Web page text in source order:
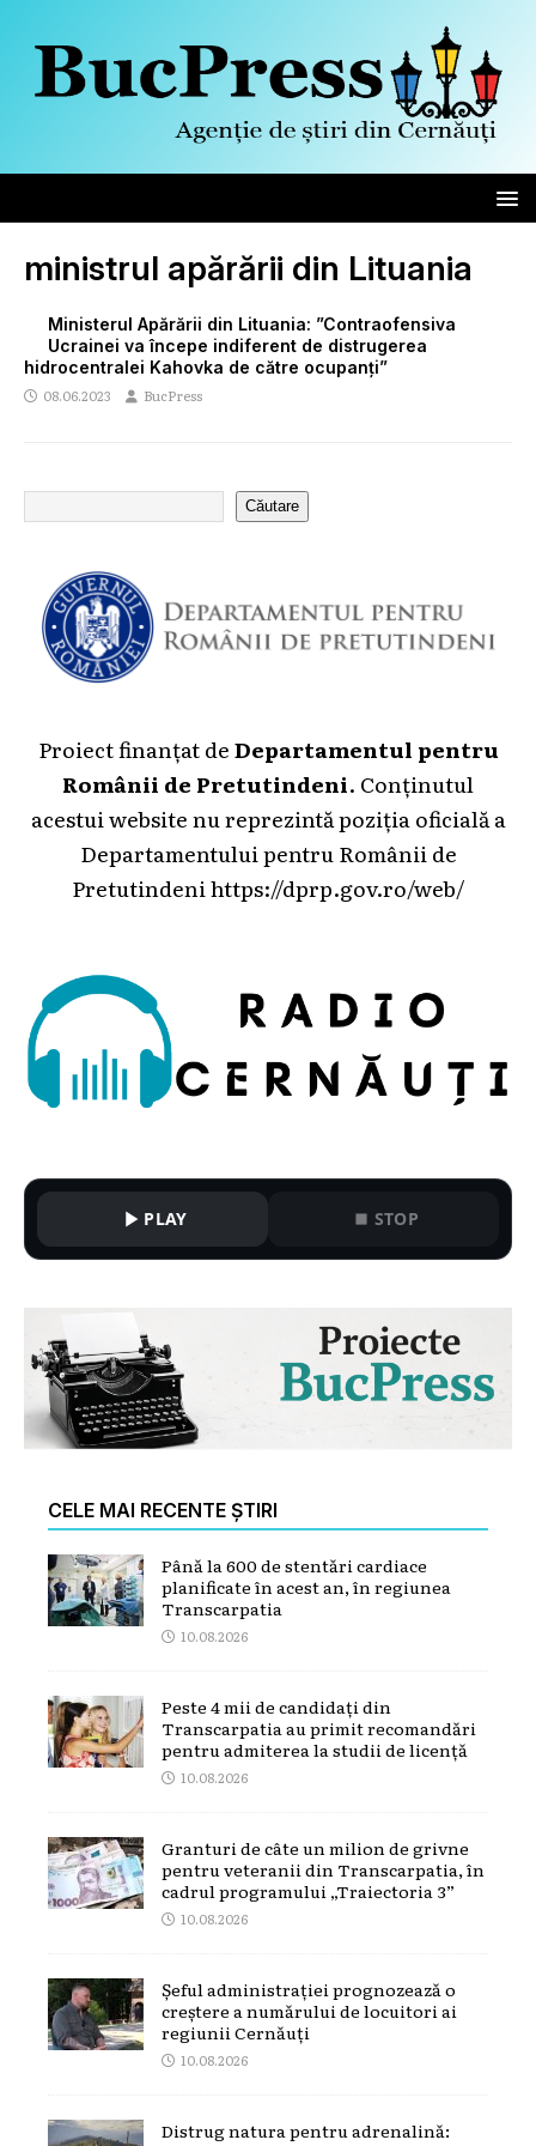
ministrul apărării din Lituania
Ministerul Apărării din Lituania: ”Contraofensiva
Ucrainei va începe indiferent de distrugerea
hidrocentralei Kahovka de către ocupanți”
08.06.2023 BucPress
Căutare
Proiect finanțat deDepartamentul pentru
Românii de Pretutindeni. Conținutul
acestui website nu reprezintă poziția oficială a
Departamentului pentru Românii de
Pretutindeni https://dprp.gov.ro/web/
PLAY STOP
CELE MAI RECENTE ȘTIRI
Până la 600 de stentări cardiace
planificate în acest an, în regiunea
Transcarpatia
10.08.2026
Peste 4 mii de candidați din
Transcarpatia au primit recomandări
pentru admiterea la studii de licență
10.08.2026
Granturi de câte un milion de grivne
pentru veteranii din Transcarpatia, în
cadrul programului „Traiectoria 3”
10.08.2026
Șeful administrației prognozează o
creștere a numărului de locuitori ai
regiunii Cernăuți
10.08.2026
Distrug natura pentru adrenalină: